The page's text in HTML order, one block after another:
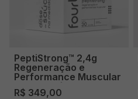
PeptiStrong™ 2,4g
Regeneração e
Performance Muscular
- 30 Sachês
R$ 349,00